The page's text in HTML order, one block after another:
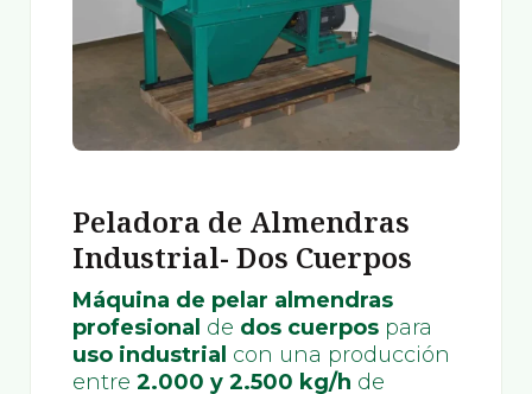
Peladora de Almendras
Industrial- Dos Cuerpos
Máquina de pelar almendras
profesional de dos cuerpos para
uso industrial con una producción
entre 2.000 y 2.500 kg/h de